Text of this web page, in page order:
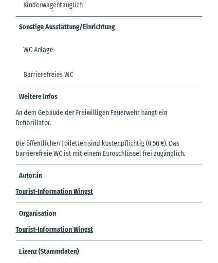
Kinderwagentauglich
Sonstige Ausstattung/Einrichtung
WC-Anlage
Barrierefreies WC
Weitere Infos
An dem Gebäude der Freiwilligen Feuerwehr hängt ein
Defibrillator.
Die öffentlichen Toiletten sind kostenpflichtig (0,50 €). Das
barrierefreie WC ist mit einem Euroschlüssel frei zugänglich.
Autor:in
Tourist-Information Wingst
Organisation
Tourist-Information Wingst
Lizenz (Stammdaten)